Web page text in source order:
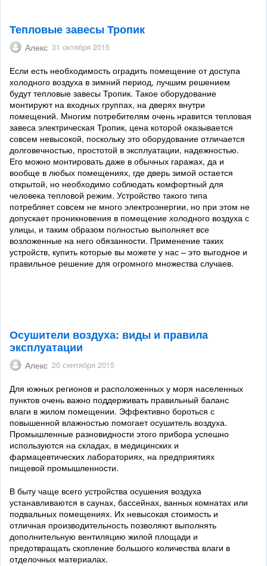
Тепловые завесы Тропик
Алекс 31 октября 2015
Если есть необходимость оградить помещение от доступа
холодного воздуха в зимний период, лучшим решением
будут тепловые завесы Тропик. Такое оборудование
монтируют на входных группах, на дверях внутри
помещений. Многим потребителям очень нравится тепловая
завеса электрическая Тропик, цена которой оказывается
совсем невысокой, поскольку это оборудование отличается
долговечностью, простотой в эксплуатации, надежностью.
Его можно монтировать даже в обычных гаражах, да и
вообще в любых помещениях, где дверь зимой остается
открытой, но необходимо соблюдать комфортный для
человека тепловой режим. Устройство такого типа
потребляет совсем не много электроэнергии, но при этом не
допускает проникновения в помещение холодного воздуха с
улицы, и таким образом полностью выполняет все
возложенные на него обязанности. Применение таких
устройств, купить которые вы можете у нас – это выгодное и
правильное решение для огромного множества случаев.
Осушители воздуха: виды и правила
эксплуатации
Алекс 20 сентября 2015
Для южных регионов и расположенных у моря населенных
пунктов очень важно поддерживать правильный баланс
влаги в жилом помещении. Эффективно бороться с
повышенной влажностью помогает осушитель воздуха.
Промышленные разновидности этого прибора успешно
используются на складах, в медицинских и
фармацевтических лабораториях, на предприятиях
пищевой промышленности.
В быту чаще всего устройства осушения воздуха
устанавливаются в саунах, бассейнах, ванных комнатах или
подвальных помещениях. Их невысокая стоимость и
отличная производительность позволяют выполнять
дополнительную вентиляцию жилой площади и
предотвращать скопление большого количества влаги в
отделочных материалах.